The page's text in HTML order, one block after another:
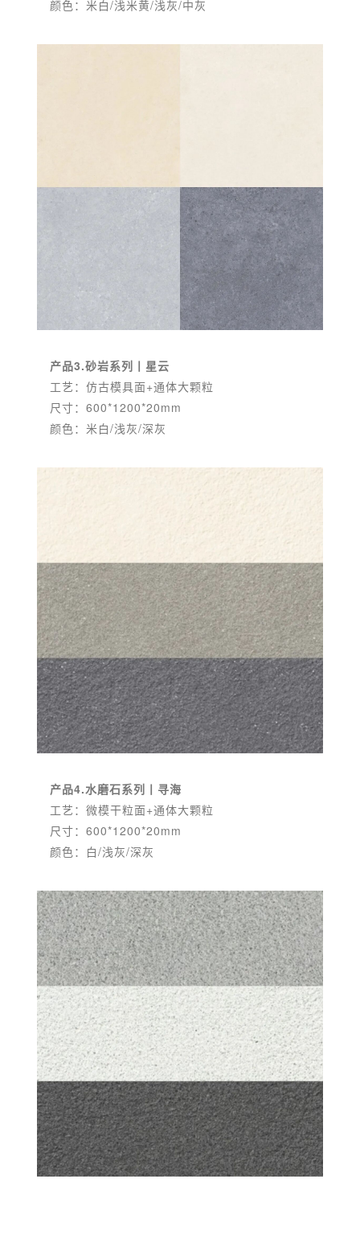
颜色：米白/浅米黄/浅灰/中灰
产品3.砂岩系列丨星云
工艺：仿古模具面+通体大颗粒
尺寸：600*1200*20mm
颜色：米白/浅灰/深灰
产品4.水磨石系列丨寻海
工艺：微模干粒面+通体大颗粒
尺寸：600*1200*20mm
颜色：白/浅灰/深灰